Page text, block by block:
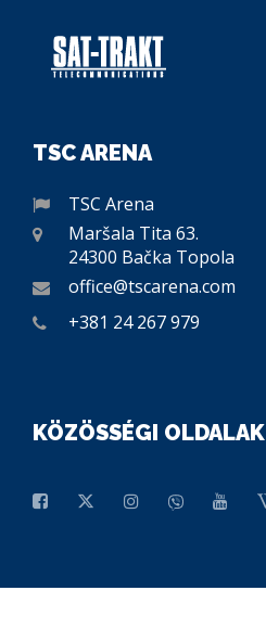
TSC ARENA
TSC Arena
Maršala Tita 63.
24300 Bačka Topola
office@tscarena.com
+381 24 267 979
KÖZÖSSÉGI OLDALAK